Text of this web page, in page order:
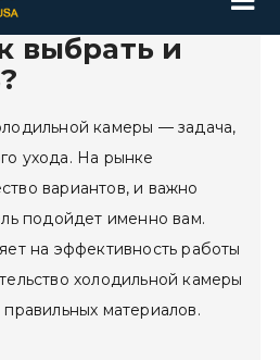
холодильной
выбрать и
камеры — задача,
ухода. На рынке
вариантов, и важно
подойдет именно вам.
на эффективность работы
холодильной камеры
материалов.